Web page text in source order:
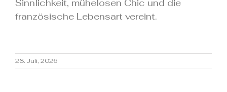
Sinnlichkeit, mühelosen Chic und die
französische Lebensart vereint.
28. Juli, 2026